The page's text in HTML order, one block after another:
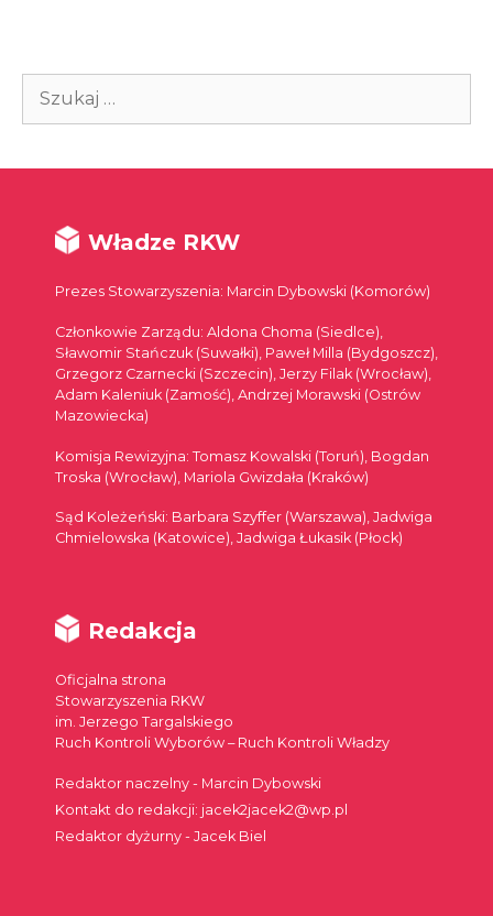
Szukaj:
Władze RKW
Prezes Stowarzyszenia: Marcin Dybowski (Komorów)
Członkowie Zarządu: Aldona Choma (Siedlce),
Sławomir Stańczuk (Suwałki), Paweł Milla (Bydgoszcz),
Grzegorz Czarnecki (Szczecin), Jerzy Filak (Wrocław),
Adam Kaleniuk (Zamość), Andrzej Morawski (Ostrów
Mazowiecka)
Komisja Rewizyjna: Tomasz Kowalski (Toruń), Bogdan
Troska (Wrocław), Mariola Gwizdała (Kraków)
Sąd Koleżeński: Barbara Szyffer (Warszawa), Jadwiga
Chmielowska (Katowice), Jadwiga Łukasik (Płock)
Redakcja
Oficjalna strona
Stowarzyszenia RKW
im. Jerzego Targalskiego
Ruch Kontroli Wyborów – Ruch Kontroli Władzy
Redaktor naczelny - Marcin Dybowski
Kontakt do redakcji: jacek2jacek2@wp.pl
Redaktor dyżurny - Jacek Biel